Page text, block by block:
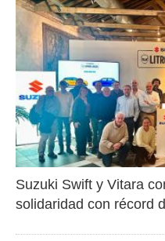
Suzuki Swift y Vitara
solidaridad con récord